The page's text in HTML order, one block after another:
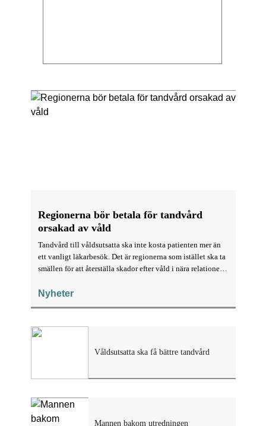
Regionerna bör betala för tandvård
orsakad av våld
Tandvård till våldsutsatta ska inte kosta patienten mer än
ett vanligt läkarbesök. Det är regionerna som istället ska ta
smällen för att återställa skador efter våld i nära relationer.
tandvård för våldsutsatta och ökad kontroll över
Nyheter
Våldsutsatta ska få bättre tandvård
Mannen bakom utredningen